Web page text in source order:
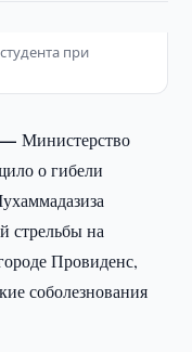
при
—Министерство
о гибели
стрельбы на
Провиденс,
соболезнования